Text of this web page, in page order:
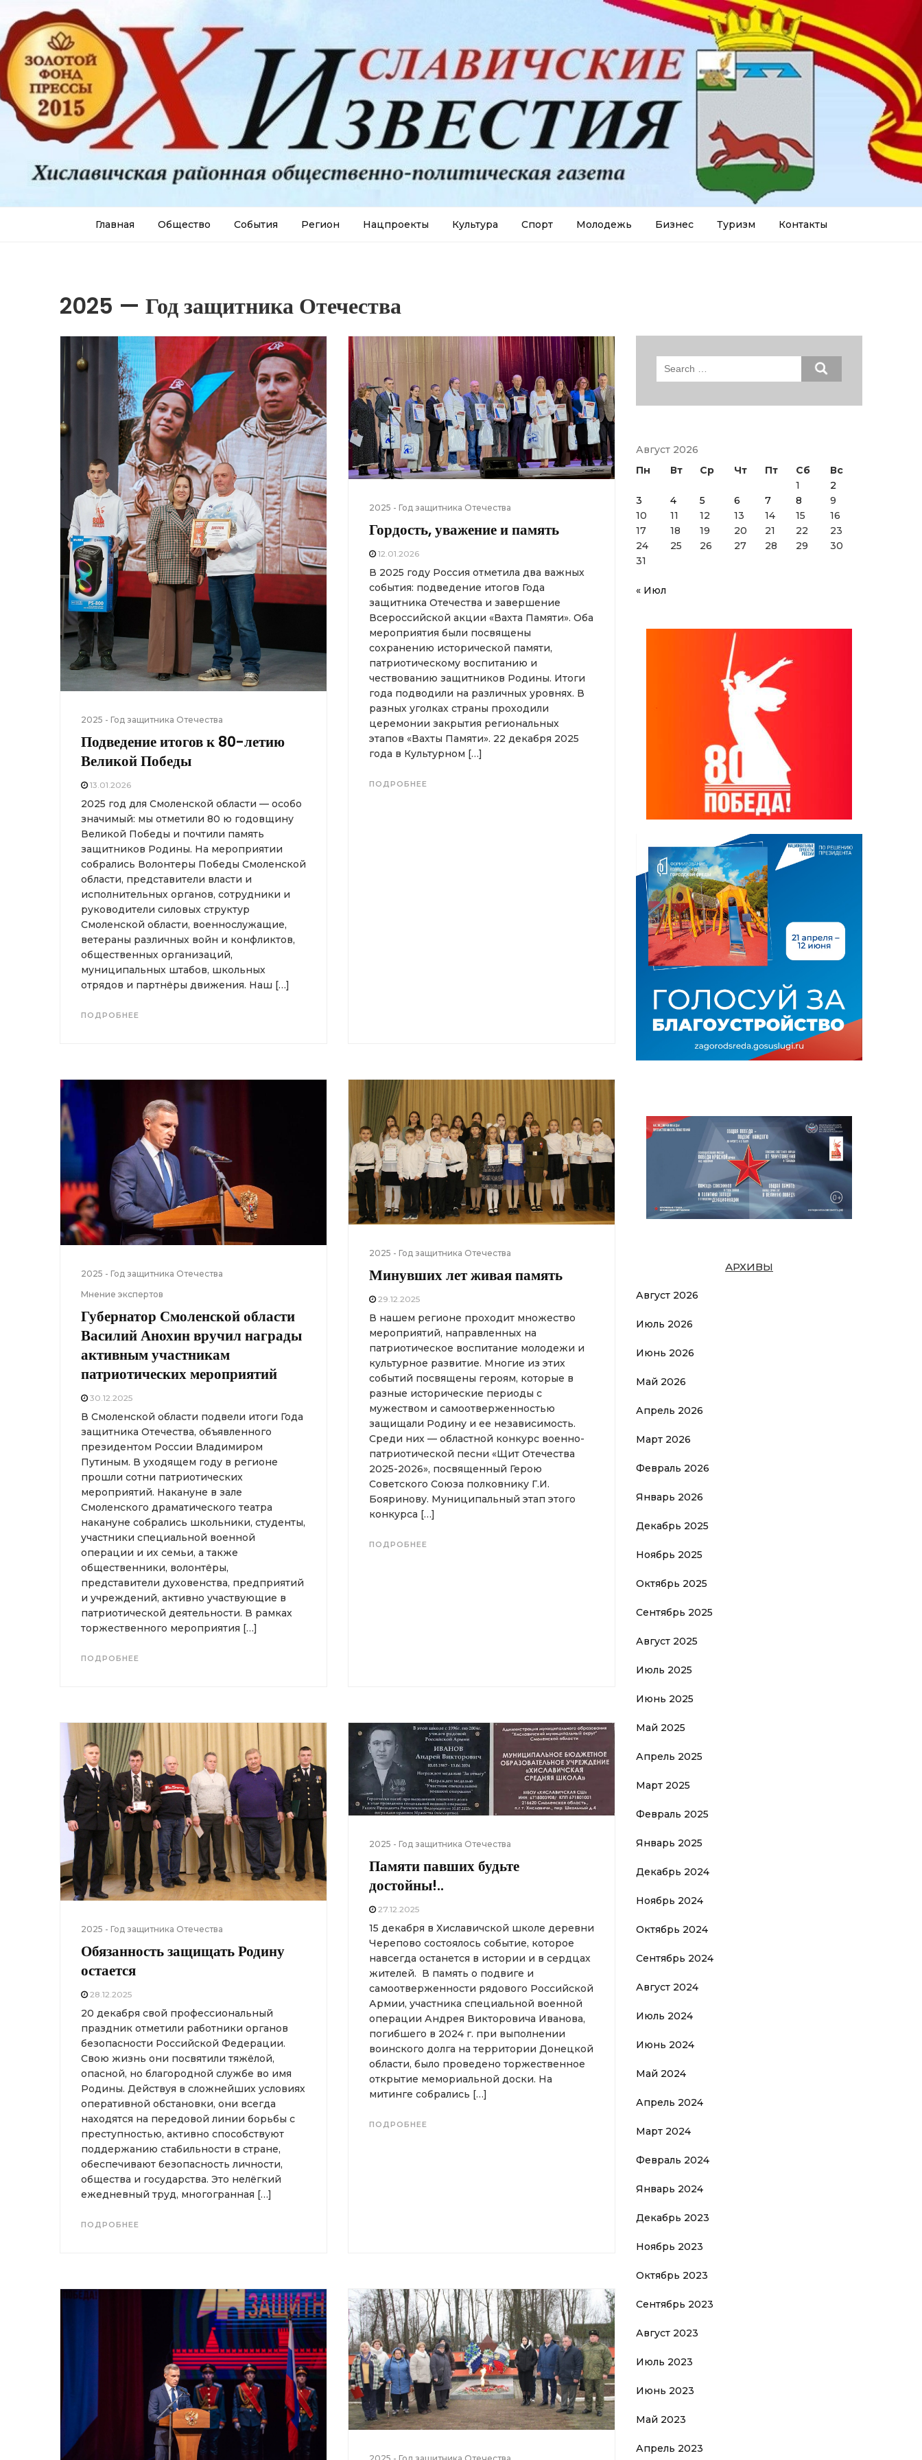
Главная Общество События Регион Нацпроекты Культура Спорт Молодежь Бизнес Туризм Контакты
2025 — Год защитника Отечества
2025 - Год защитника Отечества
Подведение итогов к 80-летию
Великой Победы
13.01.2026
2025 год для Смоленской области — особо
значимый: мы отметили 80 ю годовщину
Великой Победы и почтили память
защитников Родины. На мероприятии
собрались Волонтеры Победы Смоленской
области, представители власти и
исполнительных органов, сотрудники и
руководители силовых структур
Смоленской области, военнослужащие,
ветераны различных войн и конфликтов,
общественных организаций,
муниципальных штабов, школьных
отрядов и партнёры движения. Наш […]
ПОДРОБНЕЕ
2025 - Год защитника Отечества
Гордость, уважение и память
12.01.2026
В 2025 году Россия отметила два важных
события: подведение итогов Года
защитника Отечества и завершение
Всероссийской акции «Вахта Памяти». Оба
мероприятия были посвящены
сохранению исторической памяти,
патриотическому воспитанию и
чествованию защитников Родины. Итоги
года подводили на различных уровнях. В
разных уголках страны проходили
церемонии закрытия региональных
этапов «Вахты Памяти». 22 декабря 2025
года в Культурном […]
ПОДРОБНЕЕ
2025 - Год защитника Отечества
Мнение экспертов
Губернатор Смоленской области
Василий Анохин вручил награды
активным участникам
патриотических мероприятий
30.12.2025
В Смоленской области подвели итоги Года
защитника Отечества, объявленного
президентом России Владимиром
Путиным. В уходящем году в регионе
прошли сотни патриотических
мероприятий. Накануне в зале
Смоленского драматического театра
накануне собрались школьники, студенты,
участники специальной военной
операции и их семьи, а также
общественники, волонтёры,
представители духовенства, предприятий
и учреждений, активно участвующие в
патриотической деятельности. В рамках
торжественного мероприятия […]
ПОДРОБНЕЕ
2025 - Год защитника Отечества
Минувших лет живая память
29.12.2025
В нашем регионе проходит множество
мероприятий, направленных на
патриотическое воспитание молодежи и
культурное развитие. Многие из этих
событий посвящены героям, которые в
разные исторические периоды с
мужеством и самоотверженностью
защищали Родину и ее независимость.
Среди них — областной конкурс военно-
патриотической песни «Щит Отечества
2025-2026», посвященный Герою
Советского Союза полковнику Г.И.
Бояринову. Муниципальный этап этого
конкурса […]
ПОДРОБНЕЕ
2025 - Год защитника Отечества
Обязанность защищать Родину
остается
28.12.2025
20 декабря свой профессиональный
праздник отметили работники органов
безопасности Российской Федерации.
Свою жизнь они посвятили тяжёлой,
опасной, но благородной службе во имя
Родины. Действуя в сложнейших условиях
оперативной обстановки, они всегда
находятся на передовой линии борьбы с
преступностью, активно способствуют
поддержанию стабильности в стране,
обеспечивают безопасность личности,
общества и государства. Это нелёгкий
ежедневный труд, многогранная […]
ПОДРОБНЕЕ
2025 - Год защитника Отечества
Памяти павших будьте
достойны!..
27.12.2025
15 декабря в Хиславичской школе деревни
Черепово состоялось событие, которое
навсегда останется в истории и в сердцах
жителей. В память о подвиге и
самоотверженности рядового Российской
Армии, участника специальной военной
операции Андрея Викторовича Иванова,
погибшего в 2024 г. при выполнении
воинского долга на территории Донецкой
области, было проведено торжественное
открытие мемориальной доски. На
митинге собрались […]
ПОДРОБНЕЕ
Search
Август 2026
Пн
Вт Ср Чт Пт Сб
Вс
1
2
3
4 5 6 7 8
9
10
11 12 13 14 15
16
17
18 19 20 21 22
23
24
25 26 27 28 29
30
31
« Июл
АРХИВЫ
Август 2026
Июль 2026
Июнь 2026
Май 2026
Апрель 2026
Март 2026
Февраль 2026
Январь 2026
Декабрь 2025
Ноябрь 2025
Октябрь 2025
Сентябрь 2025
Август 2025
Июль 2025
Июнь 2025
Май 2025
Апрель 2025
Март 2025
Февраль 2025
Январь 2025
Декабрь 2024
Ноябрь 2024
Октябрь 2024
Сентябрь 2024
Август 2024
Июль 2024
Июнь 2024
Май 2024
Апрель 2024
Март 2024
Февраль 2024
Январь 2024
Декабрь 2023
Ноябрь 2023
Октябрь 2023
Сентябрь 2023
Август 2023
Июль 2023
Июнь 2023
Май 2023
Апрель 2023